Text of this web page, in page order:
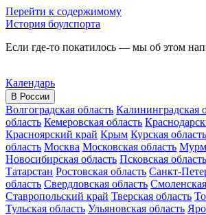
Перейти к содержимому
История боулспорта
Если где-то покатилось — мы об этом
Календарь
В России
Волгоградская область Калининградская
область Кемеровская область
Красноярский край Крым Курская область
область Москва Московская область
Новосибирская область Псковская область
Татарстан Ростовская область Санкт-
область Свердловская область
Ставропольский край Тверская область
Тульская область Ульяновская область